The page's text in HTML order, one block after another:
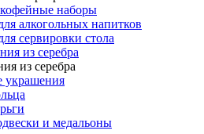
наборы
алкогольных напитков
сервировки стола
из серебра
из серебра
украшения
и медальоны